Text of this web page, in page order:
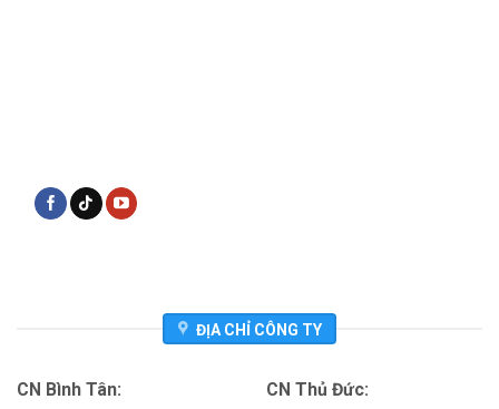
ĐỊA CHỈ CÔNG TY
CN Bình Tân: CN Thủ Đức: